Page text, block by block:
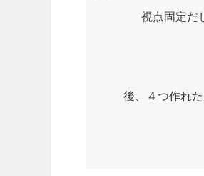
視点固定だ
後、４つ作れ